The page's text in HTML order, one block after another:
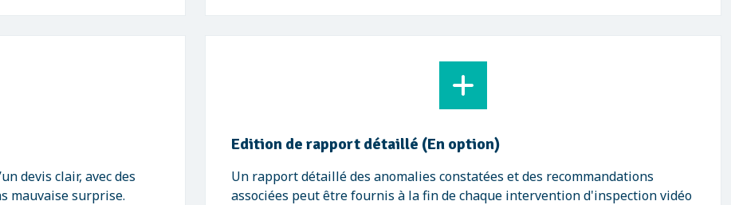
devis clair, avec des
mauvaise surprise.
Edition de rapport détaillé (En option)
Un rapport détaillé des anomalies constatées et des recommandations
associées peut être fournis à la fin de chaque intervention d'inspection vidéo